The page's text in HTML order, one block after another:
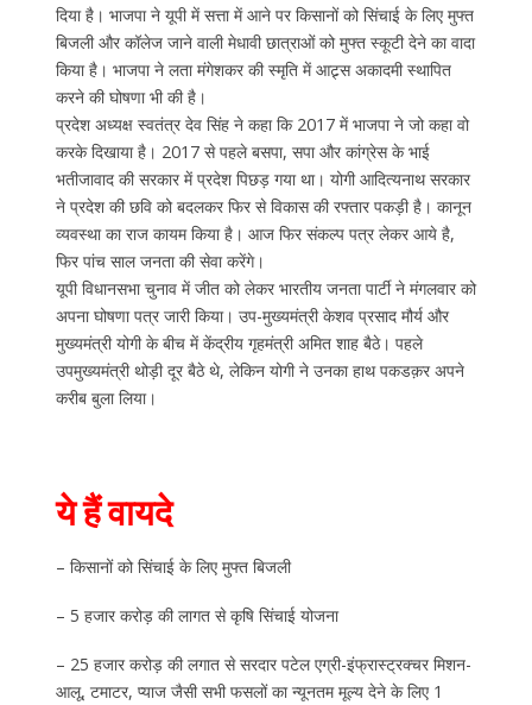
दिया है। भाजपा ने यूपी में सत्ता में आने पर किसानों को सिंचाई के लिए मुफ्त
बिजली और कॉलेज जाने वाली मेधावी छात्राओं को मुफ्त स्कूटी देने का वादा
किया है। भाजपा ने लता मंगेशकर की स्मृति में आट्र्स अकादमी स्थापित
करने की घोषणा भी की है।
प्रदेश अध्यक्ष स्वतंत्र देव सिंह ने कहा कि 2017 में भाजपा ने जो कहा वो
करके दिखाया है। 2017 से पहले बसपा, सपा और कांग्रेस के भाई
भतीजावाद की सरकार में प्रदेश पिछड़ गया था। योगी आदित्यनाथ सरकार
ने प्रदेश की छवि को बदलकर फिर से विकास की रफ्तार पकड़ी है। कानून
व्यवस्था का राज कायम किया है। आज फिर संकल्प पत्र लेकर आये है,
फिर पांच साल जनता की सेवा करेंगे।
यूपी विधानसभा चुनाव में जीत को लेकर भारतीय जनता पार्टी ने मंगलवार को
अपना घोषणा पत्र जारी किया। उप-मुख्यमंत्री केशव प्रसाद मौर्य और
मुख्यमंत्री योगी के बीच में केंद्रीय गृहमंत्री अमित शाह बैठे। पहले
उपमुख्यमंत्री थोड़ी दूर बैठे थे, लेकिन योगी ने उनका हाथ पकडक़र अपने
करीब बुला लिया।
ये हैं वायदे
– किसानों को सिंचाई के लिए मुफ्त बिजली
– 5 हजार करोड़ की लागत से कृषि सिंचाई योजना
– 25 हजार करोड़ की लगात से सरदार पटेल एग्री-इंफ्रास्ट्रक्चर मिशन-
आलू, टमाटर, प्याज जैसी सभी फसलों का न्यूनतम मूल्य देने के लिए 1